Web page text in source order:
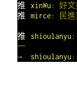
推
xinWu : 好文
推
mirce : 民進
推
shioulanyu :
一
→
shioulanyu :